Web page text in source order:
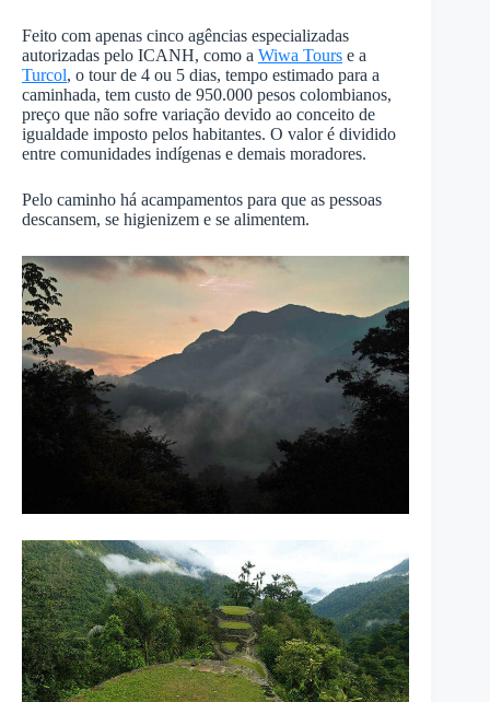
Feito com apenas cinco agências especializadas
autorizadas pelo ICANH, como a Wiwa Tours e a
Turcol, o tour de 4 ou 5 dias, tempo estimado para a
caminhada, tem custo de 950.000 pesos colombianos,
preço que não sofre variação devido ao conceito de
igualdade imposto pelos habitantes. O valor é dividido
entre comunidades indígenas e demais moradores.
Pelo caminho há acampamentos para que as pessoas
descansem, se higienizem e se alimentem.